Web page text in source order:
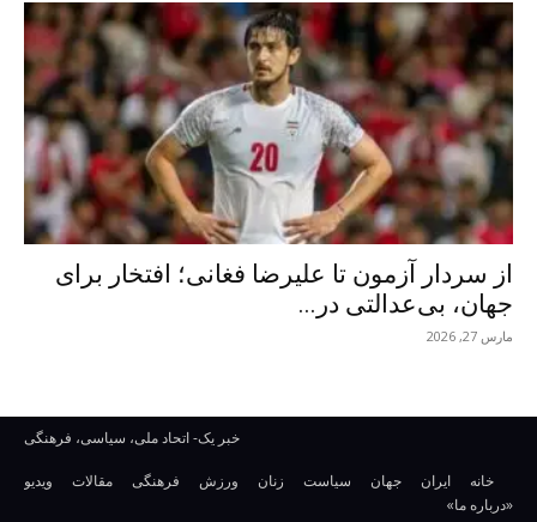
از سردار آزمون تا علیرضا فغانی؛ افتخار برای
جهان، بی‌عدالتی در...
مارس 27, 2026
خبر یک- اتحاد ملی، سیاسی، فرهنگی
خانه ایران جهان سیاست زنان ورزش فرهنگی مقالات
ویدیو
«درباره ما»